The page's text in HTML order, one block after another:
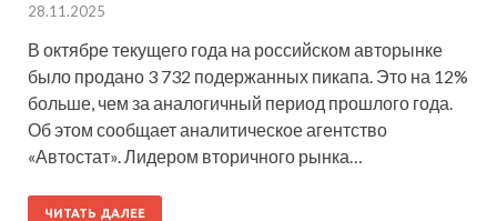
28.11.2025
В октябре текущего года на российском авторынке
было продано 3 732 подержанных пикапа. Это на 12%
больше, чем за аналогичный период прошлого года.
Об этом сообщает аналитическое агентство
«Автостат». Лидером вторичного рынка…
ЧИТАТЬ ДАЛЕЕ